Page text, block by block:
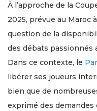
À l’approche de la
2025, prévue au Maroc
question de la
des débats passionnés
Dans ce contexte, le
libérer ses joueurs
bien que de
exprimé des